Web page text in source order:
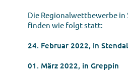
Die Regionalwettbewerbe in
finden wie folgt statt:
24. Februar 2022, in Stendal
01. März 2022, in Greppin